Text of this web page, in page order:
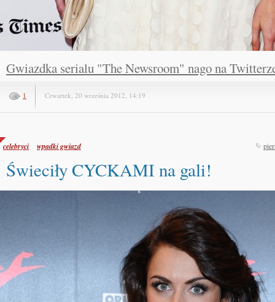
Gwiazdka serialu "The Newsroom" nago na
1 Czwartek, 20 września 2012, 14:19
celebryci wpadki gwiazd
Świeciły CYCKAMI na gali!